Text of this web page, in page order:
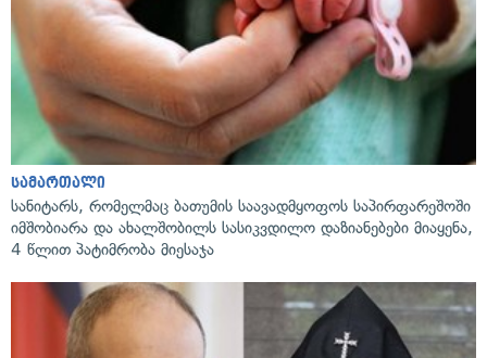
სამართალი
სანიტარს, რომელმაც ბათუმის საავადმყოფოს საპირფარეშოში
იმშობიარა და ახალშობილს სასიკვდილო დაზიანებები მიაყენა,
4 წლით პატიმრობა მიესაჯა